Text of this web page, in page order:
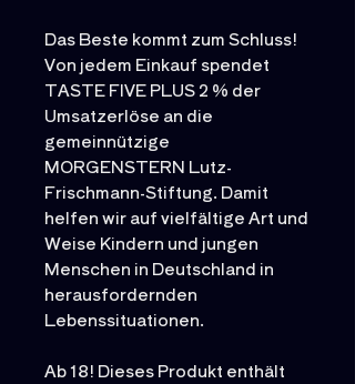
Das Beste kommt zum Schluss!
Von jedem Einkauf spendet
TASTE FIVE PLUS 2 % der
Umsatzerlöse an die
gemeinnützige
MORGENSTERN Lutz-
Frischmann-Stiftung. Damit
helfen wir auf vielfältige Art und
Weise Kindern und jungen
Menschen in Deutschland in
herausfordernden
Lebenssituationen.
Ab 18! Dieses Produkt enthält